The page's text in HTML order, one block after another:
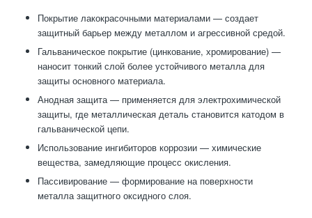
Покрытие лакокрасочными материалами — создает
защитный барьер между металлом и агрессивной средой.
Гальваническое покрытие (цинкование, хромирование) —
наносит тонкий слой более устойчивого металла для
защиты основного материала.
Анодная защита — применяется для электрохимической
защиты, где металлическая деталь становится катодом в
гальванической цепи.
Использование ингибиторов коррозии — химические
вещества, замедляющие процесс окисления.
Пассивирование — формирование на поверхности
металла защитного оксидного слоя.